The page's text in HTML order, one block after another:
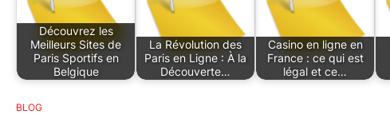
Découvrez les
Meilleurs Sites de
Paris Sportifs en
Belgique
La Révolution des
Paris en Ligne : À la
Découverte…
Casino en ligne en
France : ce qui est
légal et ce…
BLOG